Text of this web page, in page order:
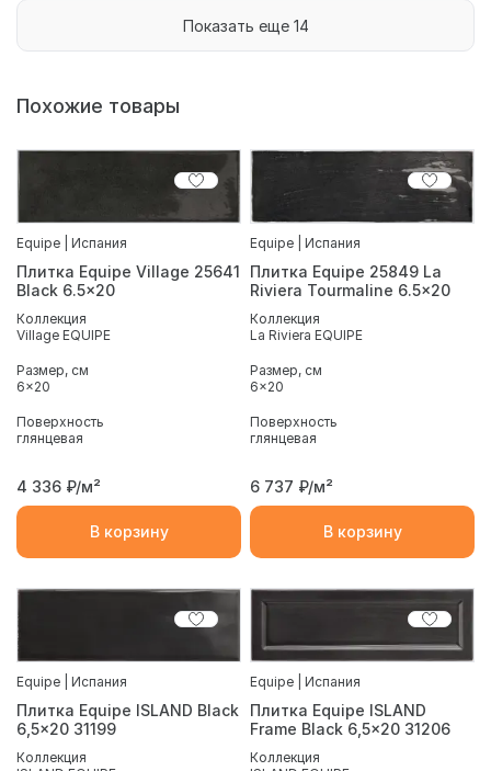
Показать еще 14
Похожие товары
Equipe | Испания
Плитка Equipe Village 25641
Black 6.5x20
Коллекция
Village EQUIPE
Размер, см
6x20
Поверхность
глянцевая
4 336 ₽/м²
В корзину
Equipe | Испания
Плитка Equipe 25849 La
Riviera Tourmaline 6.5x20
Коллекция
La Riviera EQUIPE
Размер, см
6x20
Поверхность
глянцевая
6 737 ₽/м²
В корзину
Equipe | Испания
Плитка Equipe ISLAND Black
6,5x20 31199
Коллекция
Equipe | Испания
Плитка Equipe ISLAND
Frame Black 6,5x20 31206
Коллекция